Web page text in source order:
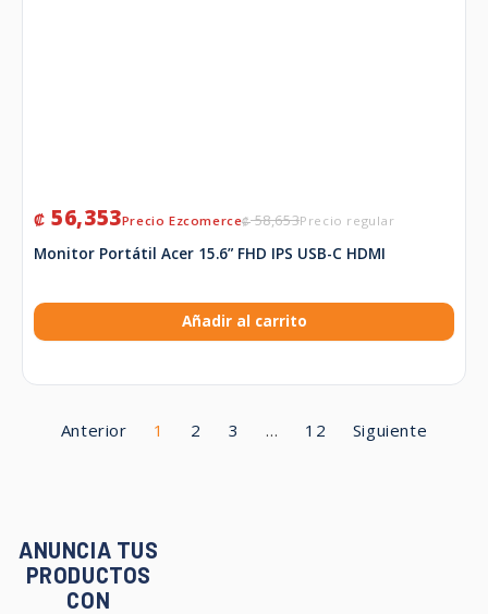
₡58,653
₡ 56,353
Monitor Portátil Acer 15.6” FHD IPS USB-C HDMI
Añadir al carrito
Anterior 1 2 3 … 12 Siguiente
ANUNCIA TUS
PRODUCTOS
CON